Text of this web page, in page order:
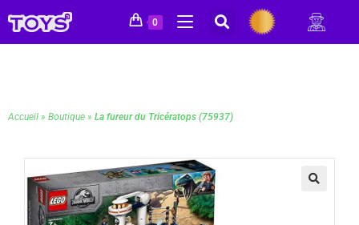
0
Accueil » Boutique » La fureur du Tricératops (75937)